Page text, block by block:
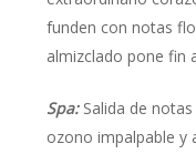
funden con notas
almizclado pone fin
Spa: Salida de
ozono impalpable y